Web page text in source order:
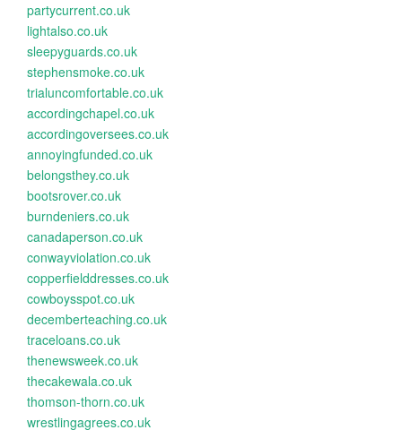
partycurrent.co.uk
lightalso.co.uk
sleepyguards.co.uk
stephensmoke.co.uk
trialuncomfortable.co.uk
accordingchapel.co.uk
accordingoversees.co.uk
annoyingfunded.co.uk
belongsthey.co.uk
bootsrover.co.uk
burndeniers.co.uk
canadaperson.co.uk
conwayviolation.co.uk
copperfielddresses.co.uk
cowboysspot.co.uk
decemberteaching.co.uk
traceloans.co.uk
thenewsweek.co.uk
thecakewala.co.uk
thomson-thorn.co.uk
wrestlingagrees.co.uk